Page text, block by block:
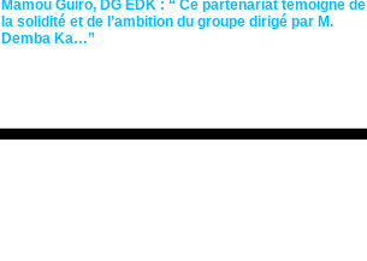
Mamou Guiro, DG EDK : “ Ce partenariat témoigne de
la solidité et de l’ambition du groupe dirigé par M.
Demba Ka…”